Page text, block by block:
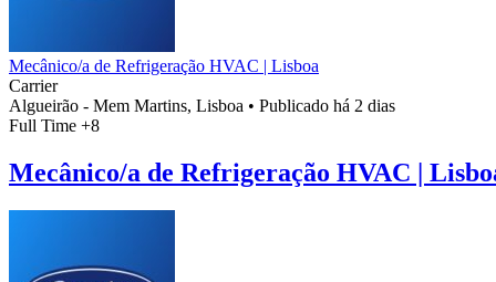
Mecânico/a de Refrigeração HVAC | Lisboa
Carrier
Algueirão - Mem Martins, Lisboa • Publicado há 2 dias
Full Time +8
Mecânico/a de Refrigeração HVAC |